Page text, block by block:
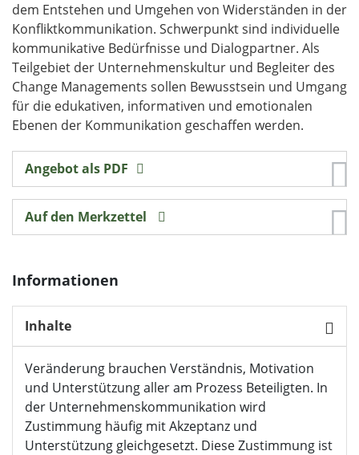
dem Entstehen und Umgehen von Widerständen in der
Konfliktkommunikation. Schwerpunkt sind individuelle
kommunikative Bedürfnisse und Dialogpartner. Als
Teilgebiet der Unternehmenskultur und Begleiter des
Change Managements sollen Bewusstsein und Umgang
für die edukativen, informativen und emotionalen
Ebenen der Kommunikation geschaffen werden.
Angebot als PDF
Auf den Merkzettel
Informationen
Inhalte
Veränderung brauchen Verständnis, Motivation
und Unterstützung aller am Prozess Beteiligten. In
der Unternehmenskommunikation wird
Zustimmung häufig mit Akzeptanz und
Unterstützung gleichgesetzt. Diese Zustimmung ist